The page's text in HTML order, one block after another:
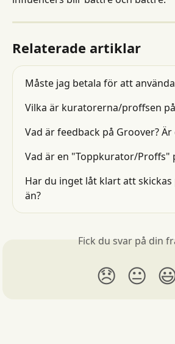
Relaterade artiklar
Måste jag betala för att
Vilka är kuratorerna/proffsen
Vad är feedback på Groover?
Vad är en "Toppkurator/Proffs"
Har du inget låt klart att skickas
än?
Fick du svar på din
😞 😐